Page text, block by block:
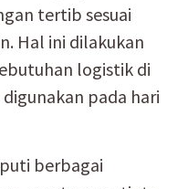
tertib sesuai
Hal ini dilakukan
logistik di
pada hari
berbagai